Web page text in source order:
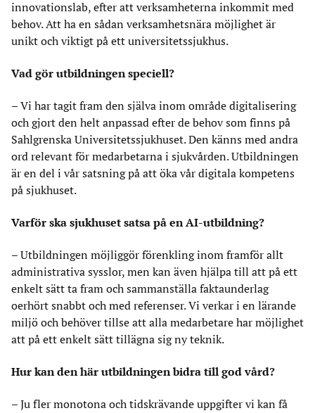
innovationslab, efter att verksamheterna inkommit med
behov. Att ha en sådan verksamhetsnära möjlighet är
unikt och viktigt på ett universitetssjukhus.
Vad gör utbildningen speciell?
– Vi har tagit fram den själva inom område digitalisering
och gjort den helt anpassad efter de behov som finns på
Sahlgrenska Universitetssjukhuset. Den känns med andra
ord relevant för medarbetarna i sjukvården. Utbildningen
är en del i vår satsning på att öka vår digitala kompetens
på sjukhuset.
Varför ska sjukhuset satsa på en AI-utbildning?
– Utbildningen möjliggör förenkling inom framför allt
administrativa sysslor, men kan även hjälpa till att på ett
enkelt sätt ta fram och sammanställa faktaunderlag
oerhört snabbt och med referenser. Vi verkar i en lärande
miljö och behöver tillse att alla medarbetare har möjlighet
att på ett enkelt sätt tillägna sig ny teknik.
Hur kan den här utbildningen bidra till god vård?
– Ju fler monotona och tidskrävande uppgifter vi kan få